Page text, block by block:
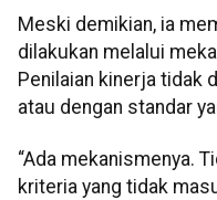
Meski demikian, ia
dilakukan melalui
Penilaian kinerja tidak
atau dengan standar
“Ada mekanismenya.
kriteria yang tidak